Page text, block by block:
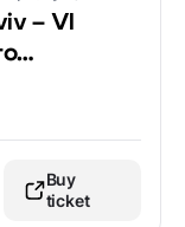
– VI
Buy
ticket